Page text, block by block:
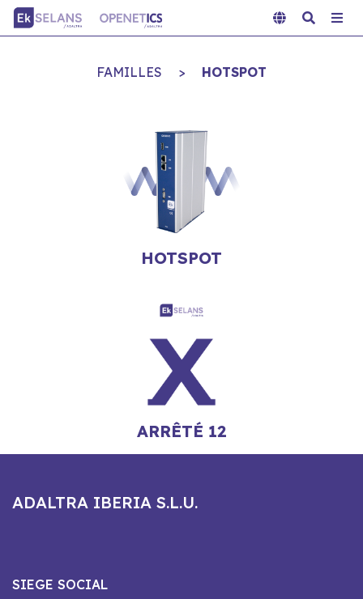
FAMILLES > HOTSPOT
HOTSPOT
ARRÊTÉ 12
ADALTRA IBERIA S.L.U.
SIEGE SOCIAL